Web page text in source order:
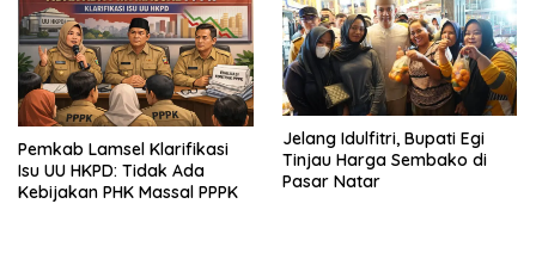
Pemkab Lamsel Klarifikasi
Isu UU HKPD: Tidak Ada
Kebijakan PHK Massal PPPK
Jelang Idulfitri, Bupati Egi
Tinjau Harga Sembako di
Pasar Natar